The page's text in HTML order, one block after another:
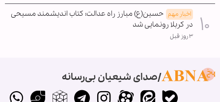
اخبار مهم حسین(ع) مبارز راه عدالت؛ کتاب اندیشمند مسیحی
در کربلا رونمایی شد
۳ روز قبل
صدای شیعیان بی‌رسانه